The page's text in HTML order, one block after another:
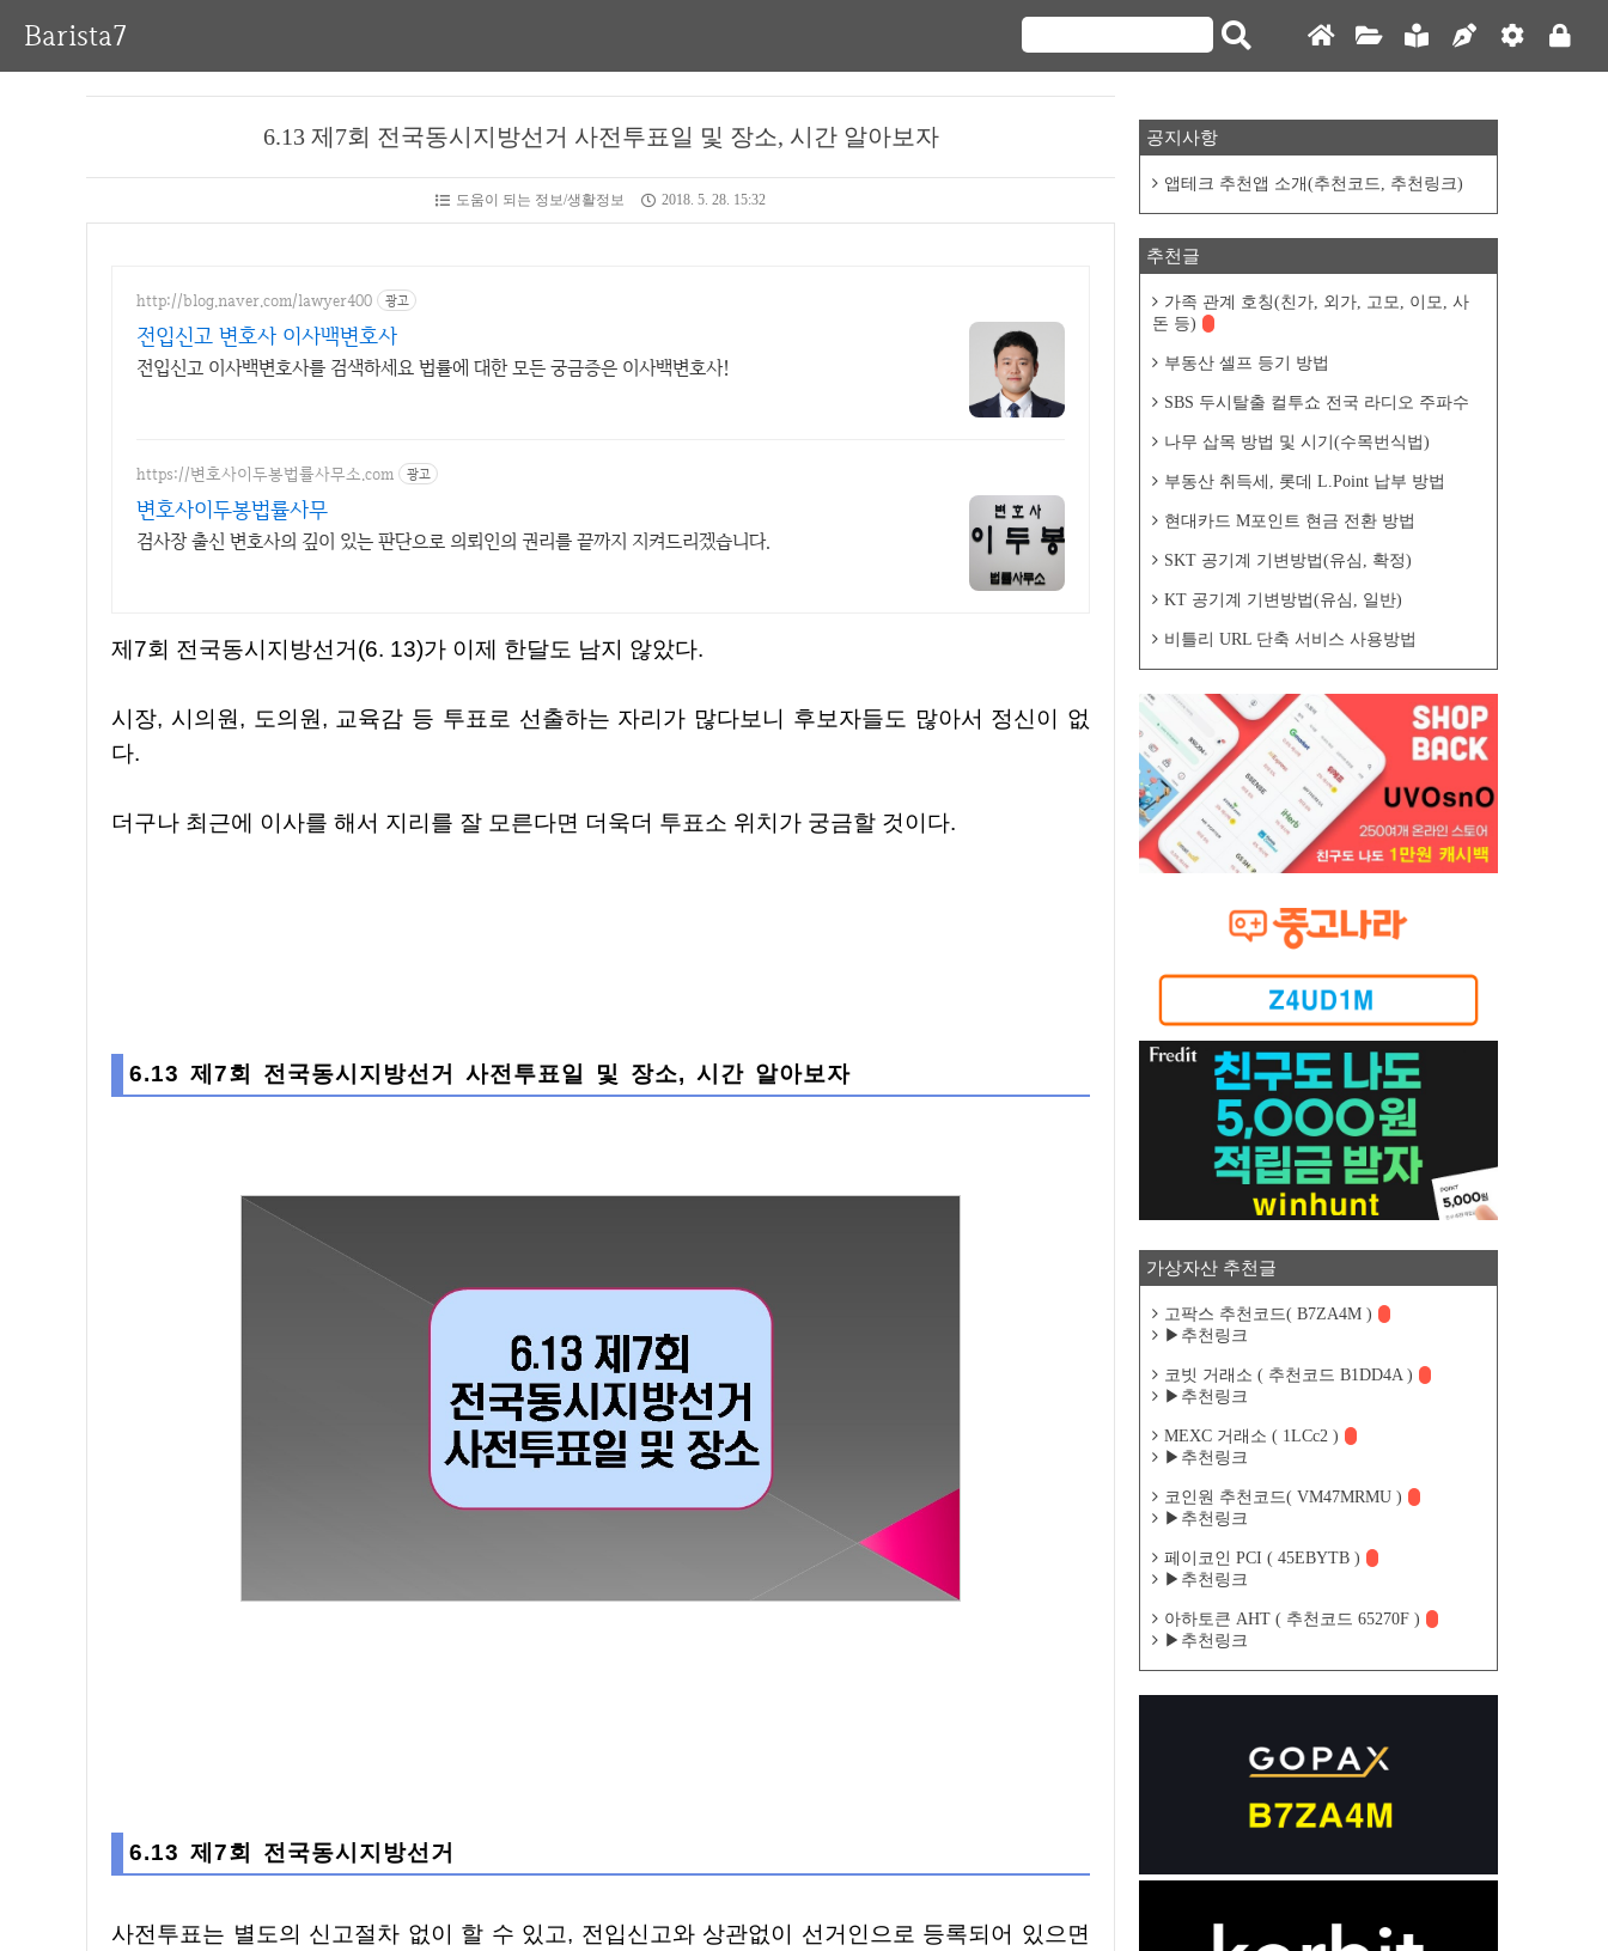
Barista7
6.13 제7회 전국동시지방선거 사전투표일 및 장소, 시간 알아보자
도움이 되는 정보/생활정보 2018. 5. 28. 15:32
http://blog.naver.com/lawyer400 광고
전입신고 변호사 이사백변호사
전입신고 이사백변호사를 검색하세요 법률에 대한 모든 궁금증은 이사백변호사!
https://변호사이두봉법률사무소.com 광고
변호사이두봉법률사무
검사장 출신 변호사의 깊이 있는 판단으로 의뢰인의 권리를 끝까지 지켜드리겠습니다.
제7회 전국동시지방선거(6. 13)가 이제 한달도 남지 않았다.
시장, 시의원, 도의원, 교육감 등 투표로 선출하는 자리가 많다보니 후보자들도 많아서 정신이 없
다.
더구나 최근에 이사를 해서 지리를 잘 모른다면 더욱더 투표소 위치가 궁금할 것이다.
6.13 제7회 전국동시지방선거 사전투표일 및 장소, 시간 알아보자
6.13 제7회 전국동시지방선거
사전투표는 별도의 신고절차 없이 할 수 있고, 전입신고와 상관없이 선거인으로 등록되어 있으면
공지사항
앱테크 추천앱 소개(추천코드, 추천링크)
추천글
가족 관계 호칭(친가, 외가, 고모, 이모, 사
돈 등)
부동산 셀프 등기 방법
SBS 두시탈출 컬투쇼 전국 라디오 주파수
나무 삽목 방법 및 시기(수목번식법)
부동산 취득세, 롯데 L.Point 납부 방법
현대카드 M포인트 현금 전환 방법
SKT 공기계 기변방법(유심, 확정)
KT 공기계 기변방법(유심, 일반)
비틀리 URL 단축 서비스 사용방법
가상자산 추천글
고팍스 추천코드( B7ZA4M )
▶추천링크
코빗 거래소 ( 추천코드 B1DD4A )
▶추천링크
MEXC 거래소 ( 1LCc2 )
▶추천링크
코인원 추천코드( VM47MRMU )
▶추천링크
페이코인 PCI ( 45EBYTB )
▶추천링크
아하토큰 AHT ( 추천코드 65270F )
▶추천링크